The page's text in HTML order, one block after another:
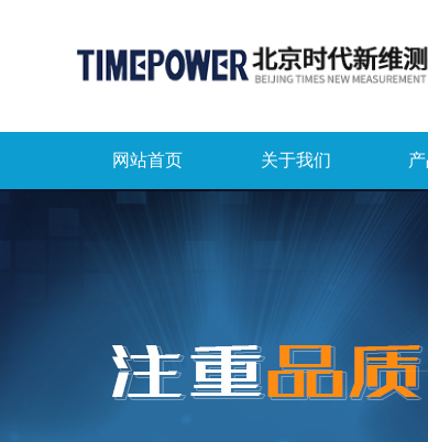
网站首页 关于我们